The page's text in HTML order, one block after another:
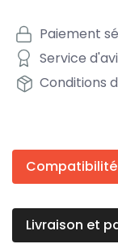
Paiement
Service
Conditions
Compatibilité
Livraison et